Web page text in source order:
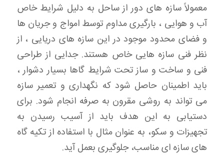
معمولاً سازه های دور از ساحل به دلیل شرایط خاص
آب و هوایی ، بارگیری مداوم توسط امواج و جریان ها
و فضای محدود موجود در این سازه های دریایی ، از
نظر فنی سازه هایی خاص هستند. جدایی از طراحی
فنی و ساخت و ساز تحت شرایط گاها بسیار دشوار ،
باید اطمینان حاصل شود که نگهداری و تعمیر سازه
می تواند به روشی مقرون به صرفه انجام شود. برای
دستیابی به این هدف باید از آسیب رسیدن به
تجهیزات و سکو، به عنوان مثال با استفاده از تکیه گاه
های سازه ای مناسب، جلوگیری بعمل آید.